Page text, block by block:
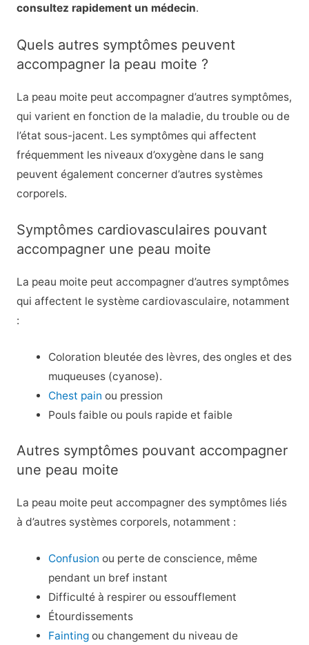
consultez rapidement un médecin.
Quels autres symptômes peuvent
accompagner la peau moite ?
La peau moite peut accompagner d’autres symptômes,
qui varient en fonction de la maladie, du trouble ou de
l’état sous-jacent. Les symptômes qui affectent
fréquemment les niveaux d’oxygène dans le sang
peuvent également concerner d’autres systèmes
corporels.
Symptômes cardiovasculaires pouvant
accompagner une peau moite
La peau moite peut accompagner d’autres symptômes
qui affectent le système cardiovasculaire, notamment
:
Coloration bleutée des lèvres, des ongles et des
muqueuses (cyanose).
Chest pain ou pression
Pouls faible ou pouls rapide et faible
Autres symptômes pouvant accompagner
une peau moite
La peau moite peut accompagner des symptômes liés
à d’autres systèmes corporels, notamment :
Confusion ou perte de conscience, même
pendant un bref instant
Difficulté à respirer ou essoufflement
Étourdissements
Fainting ou changement du niveau de